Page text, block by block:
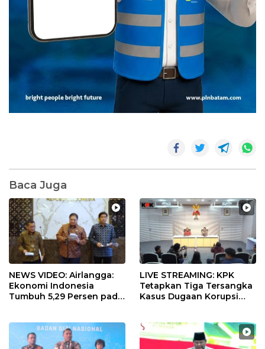
Baca Juga
NEWS VIDEO: Airlangga:
Ekonomi Indonesia
Tumbuh 5,29 Persen pada
LIVE STREAMING: KPK
Tetapkan Tiga Tersangka
Kasus Dugaan Korupsi